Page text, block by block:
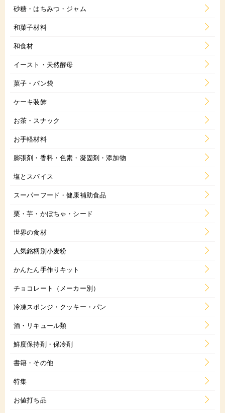
砂糖・はちみつ・ジャム
和菓子材料
和食材
イースト・天然酵母
菓子・パン袋
ケーキ装飾
お茶・スナック
お手軽材料
膨張剤・香料・色素・凝固剤・添加物
塩とスパイス
スーパーフード・健康補助食品
栗・芋・かぼちゃ・シード
世界の食材
人気銘柄別小麦粉
かんたん手作りキット
チョコレート（メーカー別）
冷凍スポンジ・クッキー・パン
酒・リキュール類
鮮度保持剤・保冷剤
書籍・その他
特集
お値打ち品